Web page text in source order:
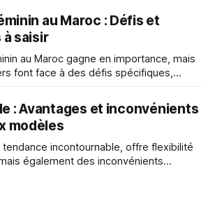
en récompensant l'innovation.
au Maroc : Défis et
saisir
au Maroc gagne en importance, mais
font face à des défis spécifiques,
de réaliser leur plein potentiel.
: Avantages et inconvénients
modèles
tendance incontournable, offre flexibilité
également des inconvénients